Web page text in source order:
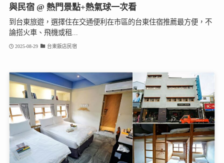
與民宿 @ 熱門景點+熱氣球一次看
到台東旅遊，選擇住在交通便利在市區的台東住宿推薦最方便，不
論搭火車、飛機或租...
2025-08-29 台東飯店民宿